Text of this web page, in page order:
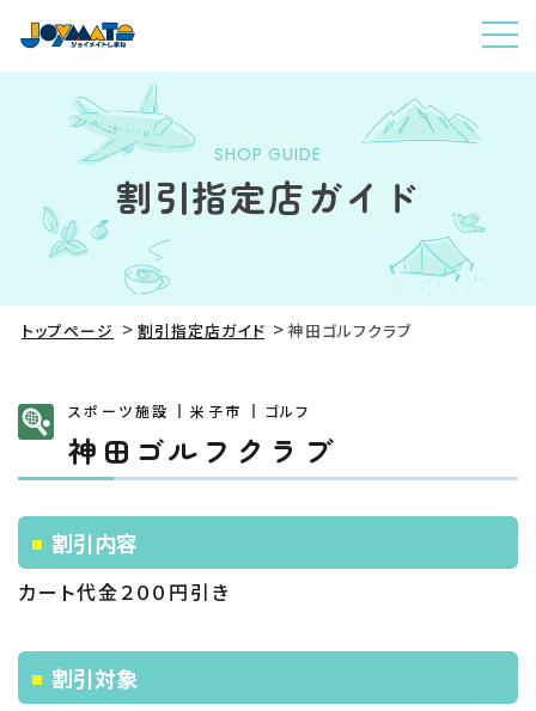
SHOP GUIDE
割引指定店ガイド
トップページ 割引指定店ガイド 神田ゴルフクラブ
スポーツ施設 米子市 ゴルフ
神田ゴルフクラブ
割引内容
カート代金２００円引き
割引対象